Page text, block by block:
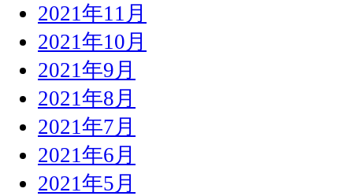
2021年11月
2021年10月
2021年9月
2021年8月
2021年7月
2021年6月
2021年5月